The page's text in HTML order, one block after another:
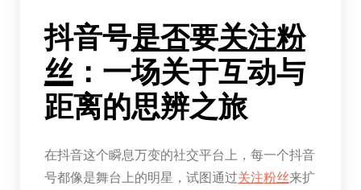
抖音号是否要关注粉
丝：一场关于互动与
距离的思辨之旅
在抖音这个瞬息万变的社交平台上，每一个抖音
号都像是舞台上的明星，试图通过关注粉丝来扩